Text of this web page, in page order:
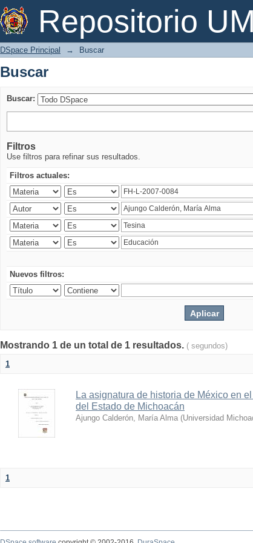
Repositorio
Buscar
DSpace Principal → Buscar
Buscar
Buscar:
Filtros
Use filtros para refinar sus resultados.
Filtros actuales:
Nuevos filtros:
Mostrando 1 de un total de 1 resultados. ( segundos)
1
La asignatura de historia de México en
del Estado de Michoacán
Ajungo Calderón, María Alma (Universidad
1